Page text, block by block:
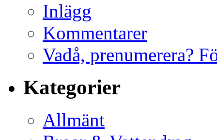
Inlägg
Kommentarer
Vadå, prenumerera?
Kategorier
Allmänt